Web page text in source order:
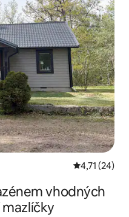
Průměrné
4,71 (24)
vhodných